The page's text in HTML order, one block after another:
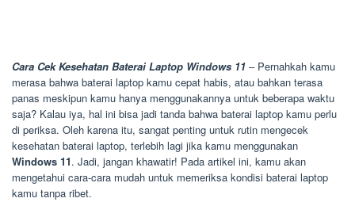
Cara Cek Kesehatan Baterai Laptop Windows 11 – Pernahkah kamu
merasa bahwa baterai laptop kamu cepat habis, atau bahkan terasa
panas meskipun kamu hanya menggunakannya untuk beberapa waktu
saja? Kalau iya, hal ini bisa jadi tanda bahwa baterai laptop kamu perlu
di periksa. Oleh karena itu, sangat penting untuk rutin mengecek
kesehatan baterai laptop, terlebih lagi jika kamu menggunakan
Windows 11. Jadi, jangan khawatir! Pada artikel ini, kamu akan
mengetahui cara-cara mudah untuk memeriksa kondisi baterai laptop
kamu tanpa ribet.